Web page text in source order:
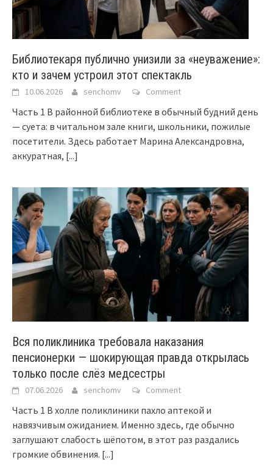
Библиотекаря публично унизили за «неуважение»:
кто и зачем устроил этот спектакль
10.06.2026 senchomv Comment
Часть 1 В районной библиотеке в обычный будний день
— суета: в читальном зале книги, школьники, пожилые
посетители. Здесь работает Марина Александровна,
аккуратная, [...]
Вся поликлиника требовала наказания
пенсионерки — шокирующая правда открылась
только после слёз медсестры
07.06.2026 senchomv Comment
Часть 1 В холле поликлиники пахло аптекой и
навязчивым ожиданием. Именно здесь, где обычно
заглушают слабость шёпотом, в этот раз раздались
громкие обвинения. [...]